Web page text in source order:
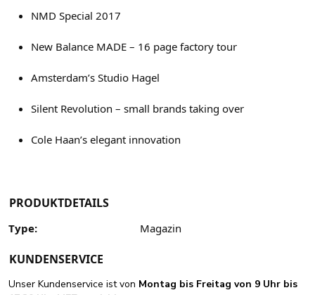
NMD Special 2017
New Balance MADE – 16 page factory tour
Amsterdam’s Studio Hagel
Silent Revolution – small brands taking over
Cole Haan’s elegant innovation
PRODUKTDETAILS
Type: Magazin
KUNDENSERVICE
Unser Kundenservice ist von Montag bis Freitag von 9 Uhr bis